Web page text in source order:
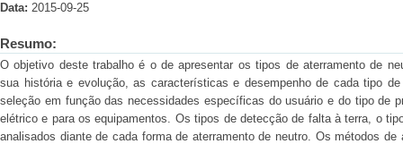
Data: 2015-09-25
Resumo:
O objetivo deste trabalho é o de apresentar os tipos de aterramento de
sua história e evolução, as características e desempenho de cada tipo
seleção em função das necessidades específicas do usuário e do tipo de
elétrico e para os equipamentos. Os tipos de detecção de falta à terra, o
analisados diante de cada forma de aterramento de neutro. Os métodos de